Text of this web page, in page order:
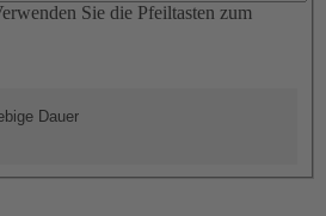
Sie die Pfeiltasten zum
Dauer